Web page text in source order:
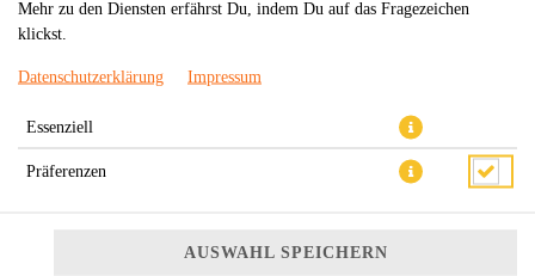
Mehr zu den Diensten erfährst Du, indem Du auf das Fragezeichen
klickst.
Datenschutzerklärung Impressum
Essenziell
Präferenzen
AUSWAHL SPEICHERN